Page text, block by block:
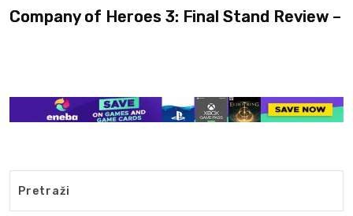
Company of Heroes 3: Final Stand Review –